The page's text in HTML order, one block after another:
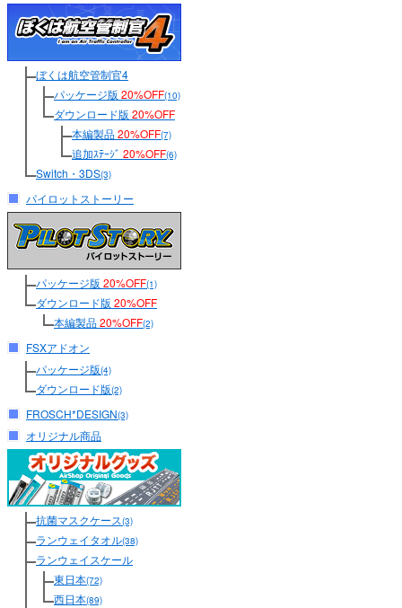
ぼくは航空管制官4
パッケージ版 20%OFF(10)
ダウンロード版 20%OFF
本編製品20%OFF(7)
追加ｽﾃｰｼﾞ 20%OFF(6)
Switch・3DS(3)
パイロットストーリー
パッケージ版 20%OFF(1)
ダウンロード版 20%OFF
本編製品20%OFF(2)
FSXアドオン
パッケージ版(4)
ダウンロード版(2)
FROSCH*DESIGN(3)
オリジナル商品
抗菌マスクケース(3)
ランウェイタオル(38)
ランウェイスケール
東日本(72)
西日本(89)